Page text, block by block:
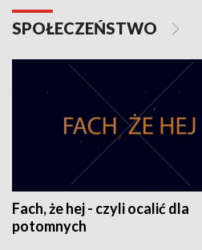
SPOŁECZEŃSTWO
Fach, że hej - czyli ocalić dla
potomnych